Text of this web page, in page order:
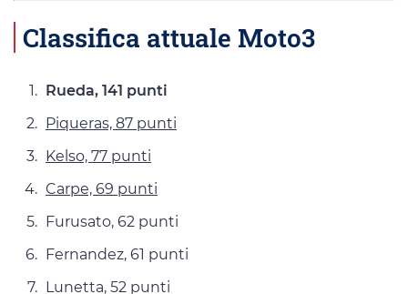
Classifica attuale Moto3
Rueda, 141 punti
Piqueras, 87 punti
Kelso, 77 punti
Carpe, 69 punti
Furusato, 62 punti
Fernandez, 61 punti
Lunetta, 52 punti